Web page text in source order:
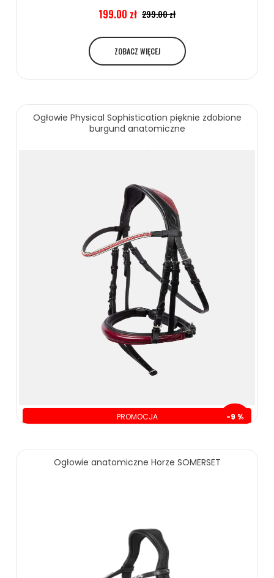
199.00 zł 299.00 zł
ZOBACZ WIĘCEJ
Ogłowie Physical Sophistication pięknie zdobione
burgund anatomiczne
PROMOCJA -9 %
319.00 zł 349.00 zł
Ogłowie anatomiczne Horze SOMERSET